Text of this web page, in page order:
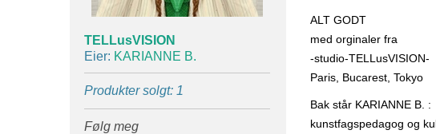
TELLusVISION
Eier: KARIANNE B.
Produkter solgt: 1
Følg meg
ALT GODT
med orginaler fra
-studio-TELLusVISION-
Paris, Bucarest, Tokyo
Bak står KARIANNE B. :
kunstfagspedagog og